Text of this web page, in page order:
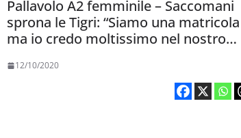
Pallavolo A2 femminile – Saccomani
sprona le Tigri: “Siamo una matricola
ma io credo moltissimo nel nostro
12/10/2020